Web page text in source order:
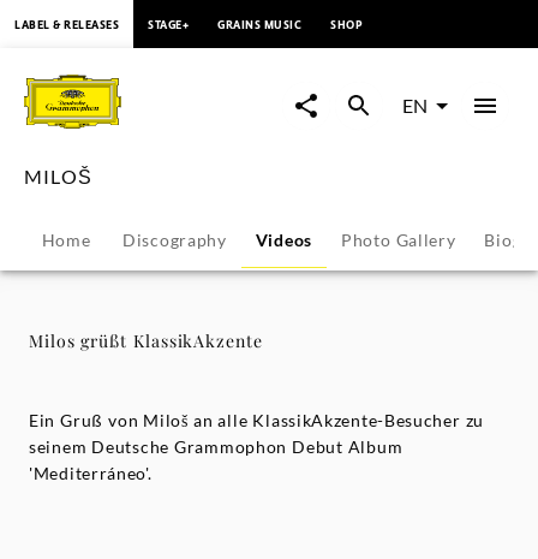
grüßt
KlassikAkzente
MILOŠ
Grammophon
LABEL & RELEASES STAGE+ GRAINS MUSIC SHOP
EN
MILOŠ
Home Discography Videos Photo Gallery
Milos grüßt KlassikAkzente
Ein Gruß von Miloš an alle KlassikAkzente-Besucher zu
seinem Deutsche Grammophon Debut Album
'Mediterráneo'.